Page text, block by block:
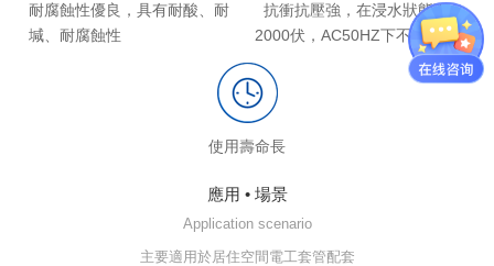
耐腐蝕性優良，具有耐酸、耐
堿、耐腐蝕性
抗衝抗壓強，在浸水狀態下
2000伏，AC50HZ下不會擊穿
使用壽命長
應用 • 場景
Application scenario
主要適用於居住空間電工套管配套